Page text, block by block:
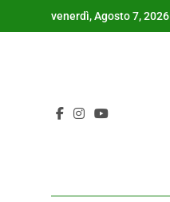
venerdì, Agosto 7, 2026